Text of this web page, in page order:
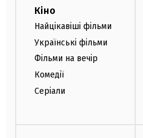
Кіно
Найцікавіші фільми
Українські фільми
Фільми на вечір
Комедії
Серіали